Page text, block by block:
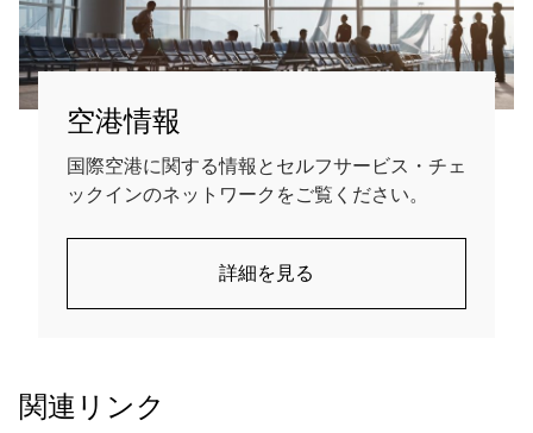
空港情報
国際空港に関する情報とセルフサービス・チェ
ックインのネットワークをご覧ください。
詳細を見る
関連リンク